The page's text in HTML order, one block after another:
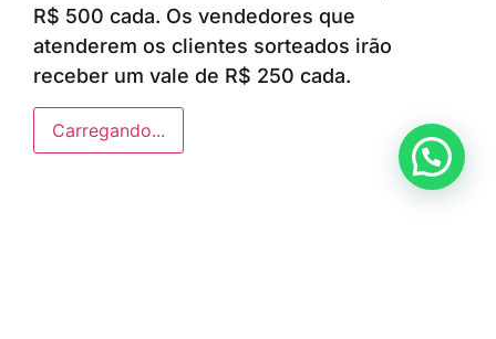
R$ 500 cada. Os vendedores que
atenderem os clientes sorteados irão
receber um vale de R$ 250 cada.
Carregando...
Anunciar ou recomendar matéria